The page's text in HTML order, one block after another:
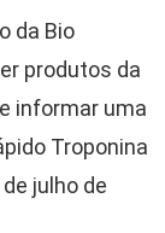
da Bio
produtos da
informar uma
Troponina
julho de